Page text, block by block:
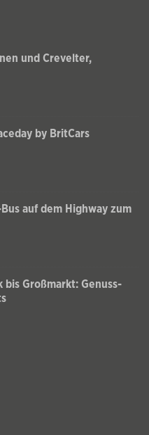
und Crevelter,
by BritCars
auf dem Highway zum
bis Großmarkt: Genuss-